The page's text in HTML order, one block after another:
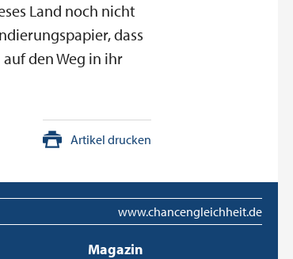
Land noch nicht
dass
den Weg in ihr
Artikel drucken
www.chancengleichheit.de
Magazin